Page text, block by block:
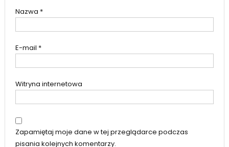
Nazwa *
E-mail *
Witryna internetowa
Zapamiętaj moje dane w tej przeglądarce podczas
pisania kolejnych komentarzy.